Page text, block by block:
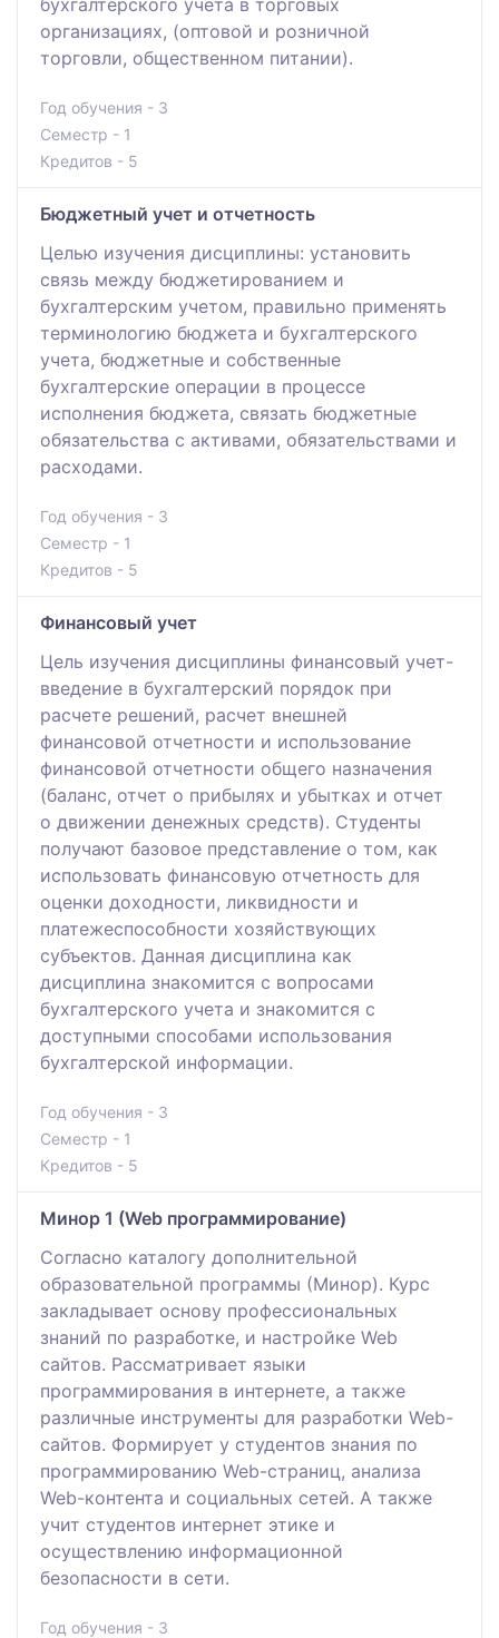
организациях, (оптовой и розничной
торговли, общественном питании).
Год обучения - 3
Семестр - 1
Кредитов - 5
Бюджетный учет и отчетность
Целью изучения дисциплины: установить
связь между бюджетированием и
бухгалтерским учетом, правильно применять
терминологию бюджета и бухгалтерского
учета, бюджетные и собственные
бухгалтерские операции в процессе
исполнения бюджета, связать бюджетные
обязательства с активами, обязательствами и
расходами.
Год обучения - 3
Семестр - 1
Кредитов - 5
Финансовый учет
Цель изучения дисциплины финансовый учет-
введение в бухгалтерский порядок при
расчете решений, расчет внешней
финансовой отчетности и использование
финансовой отчетности общего назначения
(баланс, отчет о прибылях и убытках и отчет
о движении денежных средств). Студенты
получают базовое представление о том, как
использовать финансовую отчетность для
оценки доходности, ликвидности и
платежеспособности хозяйствующих
субъектов. Данная дисциплина как
дисциплина знакомится с вопросами
бухгалтерского учета и знакомится с
доступными способами использования
бухгалтерской информации.
Год обучения - 3
Семестр - 1
Кредитов - 5
Минор 1 (Web программирование)
Согласно каталогу дополнительной
образовательной программы (Минор). Курс
закладывает основу профессиональных
знаний по разработке, и настройке Web
сайтов. Рассматривает языки
программирования в интернете, а также
различные инструменты для разработки Web-
сайтов. Формирует у студентов знания по
программированию Web-страниц, анализа
Web-контента и социальных сетей. А также
учит студентов интернет этике и
осуществлению информационной
безопасности в сети.
Год обучения - 3